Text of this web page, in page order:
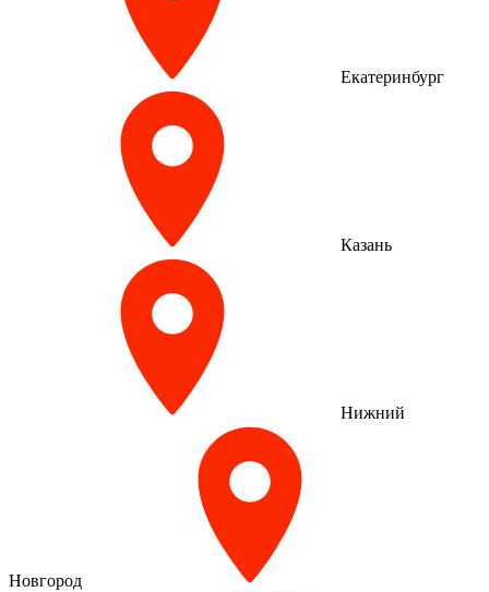
Екатеринбург
Казань
Нижний
Новгород